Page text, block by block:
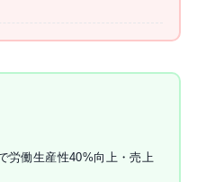
労働生産性40%向上・売上